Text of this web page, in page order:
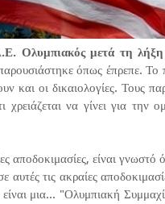
Ολυμπιακός μετά τη
όπως έπρεπε. Το
και οι δικαιολογίες. Τους
χρειάζεται να γίνει για την
αποδοκιμασίες, είναι
αυτές τις ακραίες
είναι μια... "Ολυμπιακή